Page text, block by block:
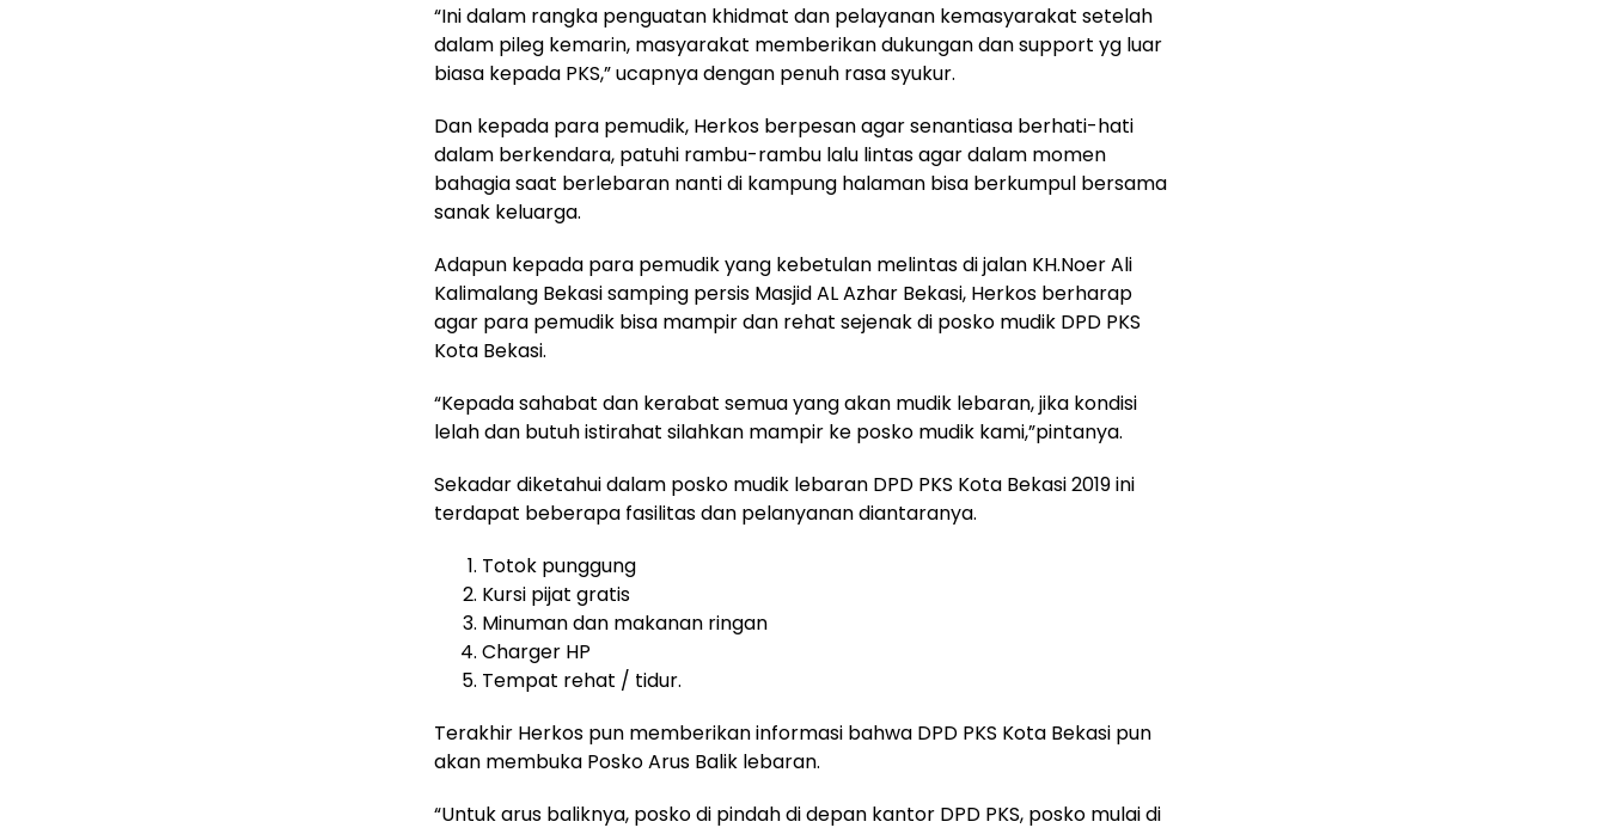
“Ini dalam rangka penguatan khidmat dan pelayanan kemasyarakat setelah
dalam pileg kemarin, masyarakat memberikan dukungan dan support yg luar
biasa kepada PKS,” ucapnya dengan penuh rasa syukur.
Dan kepada para pemudik, Herkos berpesan agar senantiasa berhati-hati
dalam berkendara, patuhi rambu-rambu lalu lintas agar dalam momen
bahagia saat berlebaran nanti di kampung halaman bisa berkumpul bersama
sanak keluarga.
Adapun kepada para pemudik yang kebetulan melintas di jalan KH.Noer Ali
Kalimalang Bekasi samping persis Masjid AL Azhar Bekasi, Herkos berharap
agar para pemudik bisa mampir dan rehat sejenak di posko mudik DPD PKS
Kota Bekasi.
“Kepada sahabat dan kerabat semua yang akan mudik lebaran, jika kondisi
lelah dan butuh istirahat silahkan mampir ke posko mudik kami,”pintanya.
Sekadar diketahui dalam posko mudik lebaran DPD PKS Kota Bekasi 2019 ini
terdapat beberapa fasilitas dan pelanyanan diantaranya.
Totok punggung
Kursi pijat gratis
Minuman dan makanan ringan
Charger HP
Tempat rehat / tidur.
Terakhir Herkos pun memberikan informasi bahwa DPD PKS Kota Bekasi pun
akan membuka Posko Arus Balik lebaran.
“Untuk arus baliknya, posko di pindah di depan kantor DPD PKS, posko mulai di